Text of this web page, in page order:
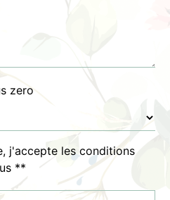
zero
j'accepte les conditions
**